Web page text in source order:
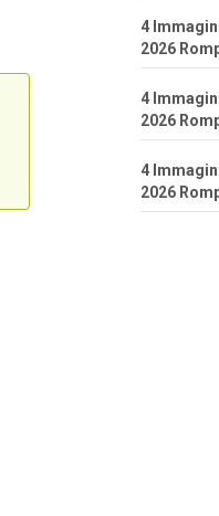
4
2026
4
2026
4
2026